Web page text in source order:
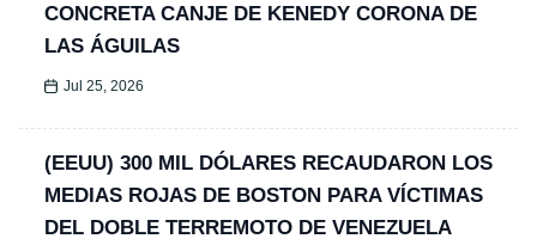
CONCRETA CANJE DE KENEDY CORONA DE
LAS ÁGUILAS
Jul 25, 2026
(EEUU) 300 MIL DÓLARES RECAUDARON LOS
MEDIAS ROJAS DE BOSTON PARA VÍCTIMAS
DEL DOBLE TERREMOTO DE VENEZUELA